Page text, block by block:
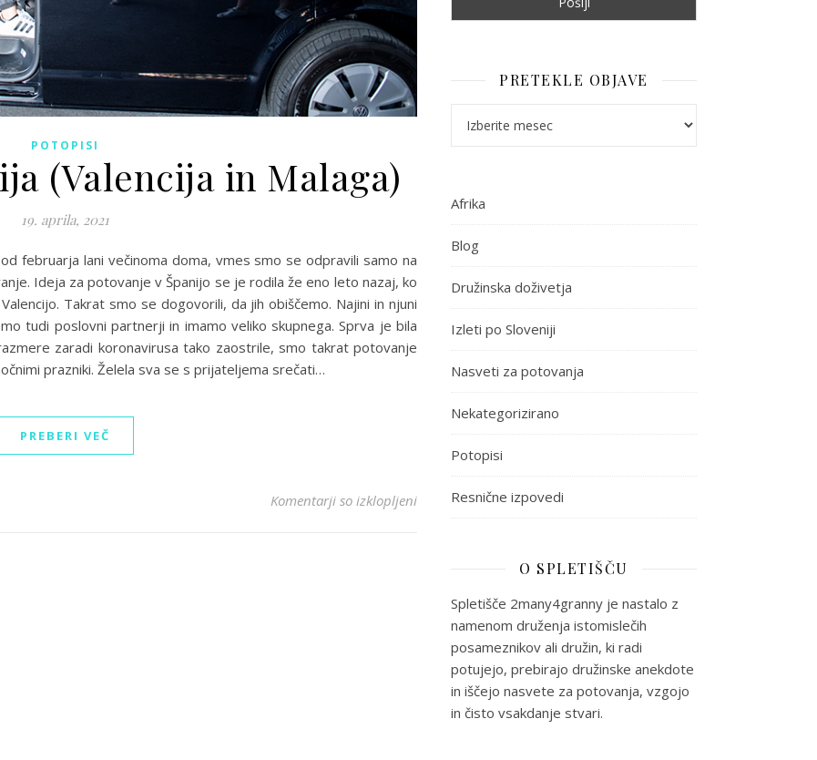
POTOPISI
(Valencija in Malaga)
19. aprila, 2021
februarja lani večinoma doma, vmes smo se odpravili samo na
Ideja za potovanje v Španijo se je rodila že eno leto nazaj, ko
Takrat smo se dogovorili, da jih obiščemo. Najini in njuni
tudi poslovni partnerji in imamo veliko skupnega. Sprva je bila
zaradi koronavirusa tako zaostrile, smo takrat potovanje
prazniki. Želela sva se s prijateljema srečati…
PREBERI VEČ
Komentarji so izklopljeniza Potovanje: Španija (Valencija in Malaga)
PRETEKLE OBJAVE
Afrika
Blog
Družinska doživetja
Izleti po Sloveniji
Nasveti za potovanja
Nekategorizirano
Potopisi
Resnične izpovedi
O SPLETIŠČU
Spletišče 2many4granny je nastalo z
namenom druženja istomislečih
posameznikov ali družin, ki radi
potujejo, prebirajo družinske anekdote
in iščejo nasvete za potovanja, vzgojo
in čisto vsakdanje stvari.